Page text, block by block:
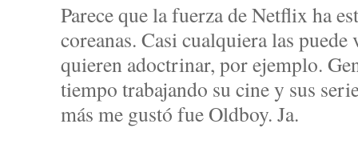
Parece que la fuerza de Netflix ha
coreanas. Casi cualquiera las
quieren adoctrinar, por ejemplo.
tiempo trabajando su cine y sus
más me gustó fue Oldboy. Ja.